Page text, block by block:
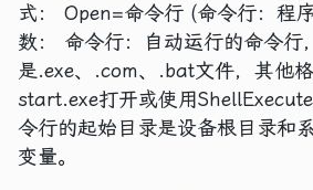
式： Open=命令行 (命令行：程
数： 命令行：自动运行的命令行
是.exe、.com、.bat文件，其他
start.exe打开或使用
令行的起始目录是设备根目录和
变量。